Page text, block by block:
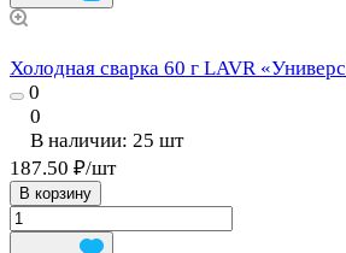
Холодная сварка 60 г LAVR
0
0
В наличии: 25 шт
187.50 ₽/шт
В корзину